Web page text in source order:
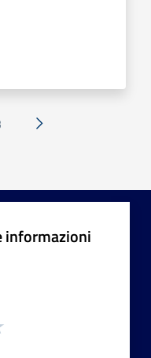
Successiva »
informazioni